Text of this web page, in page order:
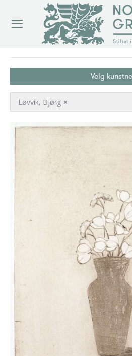
Velg
×
Løvvik, Bjørg